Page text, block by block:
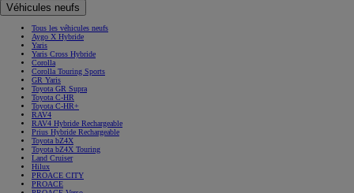
Véhicules neufs
Tous les véhicules neufs
Aygo X Hybride
Yaris
Yaris Cross Hybride
Corolla
Corolla Touring Sports
GR Yaris
Toyota GR Supra
Toyota C-HR
Toyota C-HR+
RAV4
RAV4 Hybride Rechargeable
Prius Hybride Rechargeable
Toyota bZ4X
Toyota bZ4X Touring
Land Cruiser
Hilux
PROACE CITY
PROACE